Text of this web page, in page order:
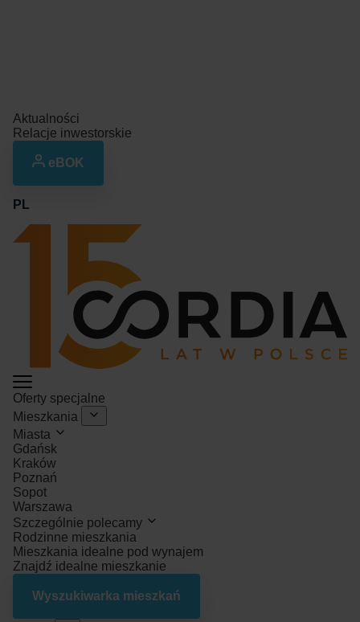
Aktualności
Relacje inwestorskie
eBOK
PL
Oferty specjalne
Mieszkania
Miasta
Gdańsk
Kraków
Poznań
Sopot
Warszawa
Szczególnie polecamy
Rodzinne mieszkania
Mieszkania idealne pod wynajem
Znajdź idealne mieszkanie
Wyszukiwarka mieszkań